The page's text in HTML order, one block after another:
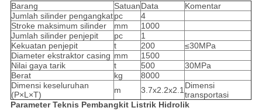
Barang
SatuanData
Komentar
Jumlah silinder pengangkatpc
4
Stroke maksimum silinder
mm
1000
Jumlah silinder penjepit
pc
1
Kekuatan penjepit
t 200
≤30MPa
Diameter ekstraktor casing mm
1500
Nilai gaya tarik
t 500
30MPa
Berat
kg
8000
Dimensi keseluruhan
(P×L×T)
m 3.7x2.2x2.1 Dimensi
transportasi
Parameter Teknis Pembangkit Listrik Hidrolik